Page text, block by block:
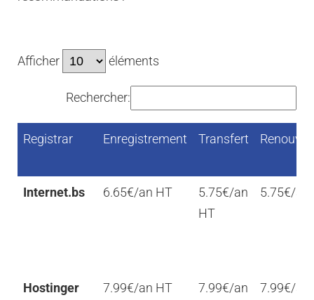
Afficher éléments
Rechercher:
Registrar Enregistrement Transfert
Registrar Enregistrement Transfert
Internet.bs 6.65€/an HT
5.75€/an
HT
5.75€/an
Hostinger 7.99€/an HT
7.99€/an
7.99€/an